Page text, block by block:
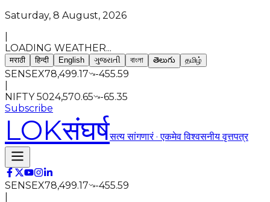
Saturday, 8 August, 2026
LOADING WEATHER...
मराठी हिन्दी English ગુજરાતી বাংলা తెలుగు தமிழ்
SENSEX78,499.17
-455.59
NIFTY 5024,570.65
-65.35
Subscribe
LOKसंघर्षसत्य सांगणारं · एकमेव विश्वसनीय वृत्तपत्र
SENSEX78,499.17
-455.59